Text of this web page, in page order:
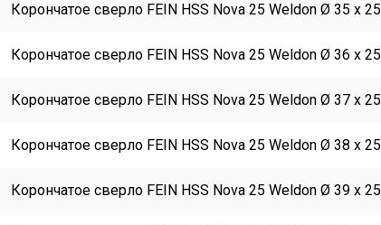
Корончатое сверло FEIN HSS Nova 25 Weldon Ø 35 x 25
Корончатое сверло FEIN HSS Nova 25 Weldon Ø 36 x 25
Корончатое сверло FEIN HSS Nova 25 Weldon Ø 37 x 25
Корончатое сверло FEIN HSS Nova 25 Weldon Ø 38 x 25
Корончатое сверло FEIN HSS Nova 25 Weldon Ø 39 x 25